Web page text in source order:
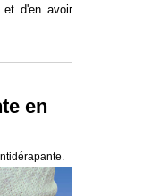
d'en avoir
en